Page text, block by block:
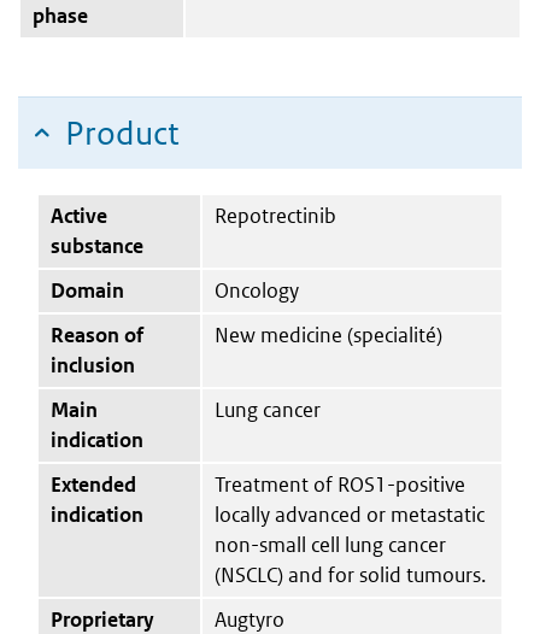
phase
Product
Active
substance
Repotrectinib
Domain
Oncology
Reason of
inclusion
New medicine (specialité)
Main
indication
Lung cancer
Extended
indication
Treatment of ROS1-positive
locally advanced or metastatic
non-small cell lung cancer
(NSCLC) and for solid tumours.
Proprietary
Augtyro